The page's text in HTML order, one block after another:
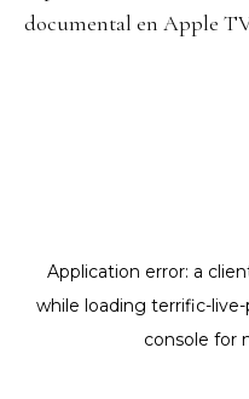
documental en Apple